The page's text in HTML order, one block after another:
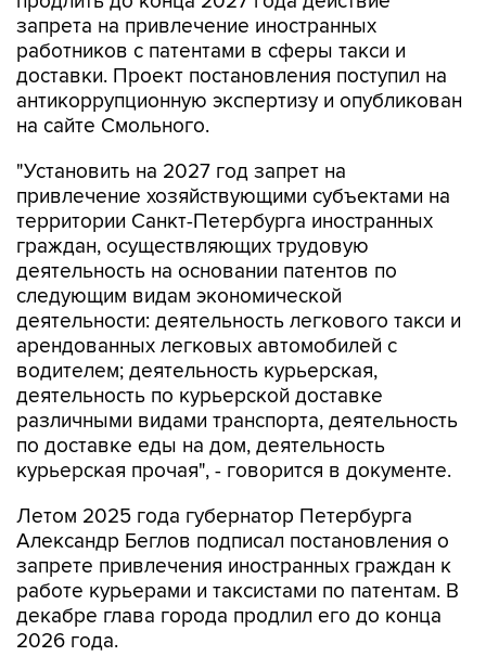
запрета на привлечение иностранных
работников с патентами в сферы такси и
доставки. Проект постановления поступил на
антикоррупционную экспертизу и опубликован
на сайте Смольного.
"Установить на 2027 год запрет на
привлечение хозяйствующими субъектами на
территории Санкт-Петербурга иностранных
граждан, осуществляющих трудовую
деятельность на основании патентов по
следующим видам экономической
деятельности: деятельность легкового такси и
арендованных легковых автомобилей с
водителем; деятельность курьерская,
деятельность по курьерской доставке
различными видами транспорта, деятельность
по доставке еды на дом, деятельность
курьерская прочая", - говорится в документе.
Летом 2025 года губернатор Петербурга
Александр Беглов подписал постановления о
запрете привлечения иностранных граждан к
работе курьерами и таксистами по патентам. В
декабре глава города продлил его до конца
2026 года.